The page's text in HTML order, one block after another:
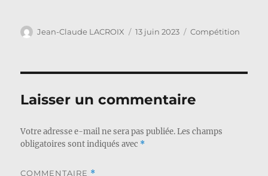
Auteur
Jean-Claude LACROIX
Publié
13 juin 2023 Catégories
Compétition
Laisser un commentaire
Votre adresse e-mail ne sera pas publiée. Les champs
obligatoires sont indiqués avec *
COMMENTAIRE *